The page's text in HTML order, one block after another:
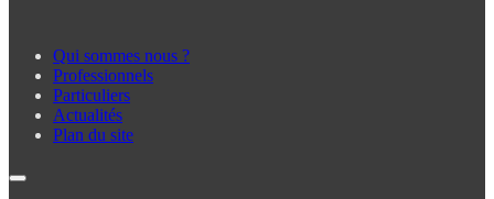
Qui sommes nous ?
Professionnels
Particuliers
Actualités
Plan du site